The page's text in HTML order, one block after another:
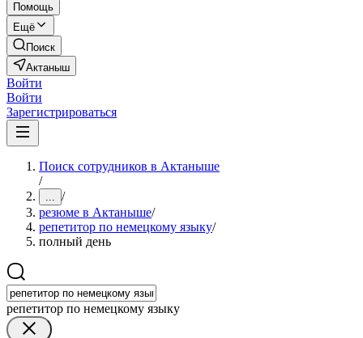
Помощь
Ещё
Поиск
Актаныш
Войти
Войти
Зарегистрироваться
Поиск сотрудников в Актаныше
/
... /
резюме в Актаныше/
репетитор по немецкому языку/
полный день
репетитор по немецкому языку